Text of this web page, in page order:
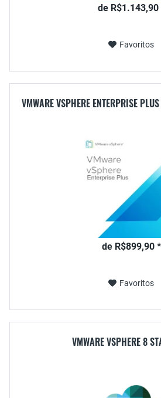
de R$1.143,90
Favoritos
VMWARE VSPHERE ENTERPRISE
de R$899,90 *
Favoritos
VMWARE VSPHERE 8